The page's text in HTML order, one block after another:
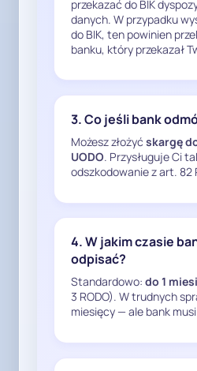
roszczeniami nie
samodzielnej
przetwarzania
kredytowej.
Hipotetyczne
uzasadnionego
administratora w
oznacza brak
BIK
BIK przetwarza
przekazane przez
podstawie art. 105
przekazać do BIK
danych. W przypadku
do BIK, ten powinien
banku, który przekazał
3. Co jeśli bank
Możesz złożyć skargę
UODO. Przysługuje Ci
odszkodowanie z art. 82
4. W jakim czasie
odpisać?
Standardowo: do 1
3 RODO). W trudnych
miesięcy — ale bank